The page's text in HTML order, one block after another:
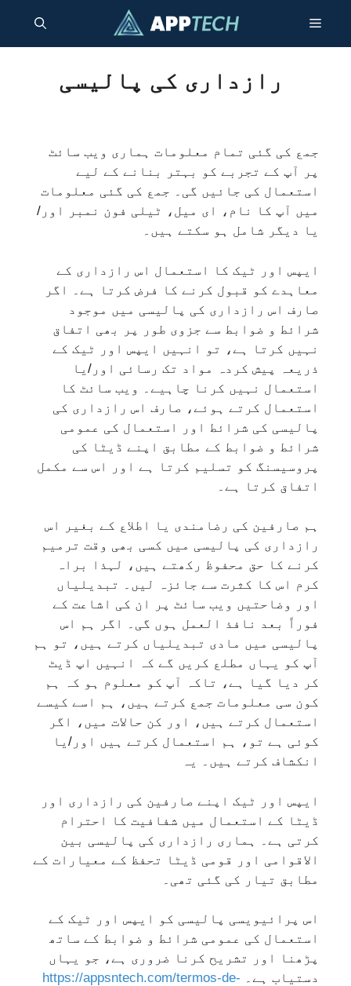
جائیں۔
مینو
رازداری کی پالیسی
جمع کی گئی تمام معلومات ہماری ویب سائٹ
پر آپ کے تجربے کو بہتر بنانے کے لیے
استعمال کی جائیں گی۔ جمع کی گئی معلومات
میں آپ کا نام، ای میل، ٹیلی فون نمبر اور/
یا دیگر شامل ہو سکتے ہیں۔
ایپس اور ٹیک کا استعمال اس رازداری کے
معاہدے کو قبول کرنے کا فرض کرتا ہے۔ اگر
صارف اس رازداری کی پالیسی میں موجود
شرائط و ضوابط سے جزوی طور پر بھی اتفاق
نہیں کرتا ہے، تو انہیں ایپس اور ٹیک کے
ذریعہ پیش کردہ مواد تک رسائی اور/یا
استعمال نہیں کرنا چاہیے۔ ویب سائٹ کا
استعمال کرتے ہوئے، صارف اس رازداری کی
پالیسی کی شرائط اور استعمال کی عمومی
شرائط و ضوابط کے مطابق اپنے ڈیٹا کی
پروسیسنگ کو تسلیم کرتا ہے اور اس سے مکمل
اتفاق کرتا ہے۔
ہم صارفین کی رضامندی یا اطلاع کے بغیر اس
رازداری کی پالیسی میں کسی بھی وقت ترمیم
کرنے کا حق محفوظ رکھتے ہیں، لہذا براہ
کرم اس کا کثرت سے جائزہ لیں۔ تبدیلیاں
اور وضاحتیں ویب سائٹ پر ان کی اشاعت کے
فوراً بعد نافذ العمل ہوں گی۔ اگر ہم اس
پالیسی میں مادی تبدیلیاں کرتے ہیں، تو ہم
آپ کو یہاں مطلع کریں گے کہ انہیں اپ ڈیٹ
کر دیا گیا ہے، تاکہ آپ کو معلوم ہو کہ ہم
کون سی معلومات جمع کرتے ہیں، ہم اسے کیسے
استعمال کرتے ہیں، اور کن حالات میں، اگر
کوئی ہے تو، ہم استعمال کرتے ہیں اور/یا
انکشاف کرتے ہیں۔ یہ
ایپس اور ٹیک اپنے صارفین کی رازداری اور
ڈیٹا کے استعمال میں شفافیت کا احترام
کرتی ہے۔ ہماری رازداری کی پالیسی بین
الاقوامی اور قومی ڈیٹا تحفظ کے معیارات کے
مطابق تیار کی گئی تھی۔
اس پرائیویسی پالیسی کو ایپس اور ٹیک کے
استعمال کی عمومی شرائط و ضوابط کے ساتھ
پڑھنا اور تشریح کرنا ضروری ہے، جو یہاں
دستیاب ہے۔ https://appsntech.com/termos-de-